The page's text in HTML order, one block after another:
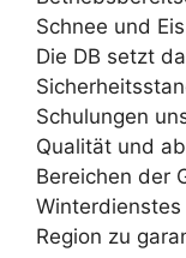
Schnee und
Die DB setzt
Schulungen
Qualität und
Bereichen der
Region zu